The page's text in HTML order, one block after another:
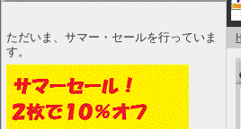
ただいま、サマー・セールを行っていま
す。